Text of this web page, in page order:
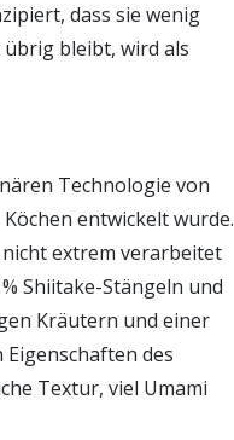
dass sie wenig
bleibt, wird als
Technologie von
entwickelt wurde.
nicht extrem verarbeitet
Shiitake-Stängeln und
Kräutern und einer
des
Textur, viel Umami